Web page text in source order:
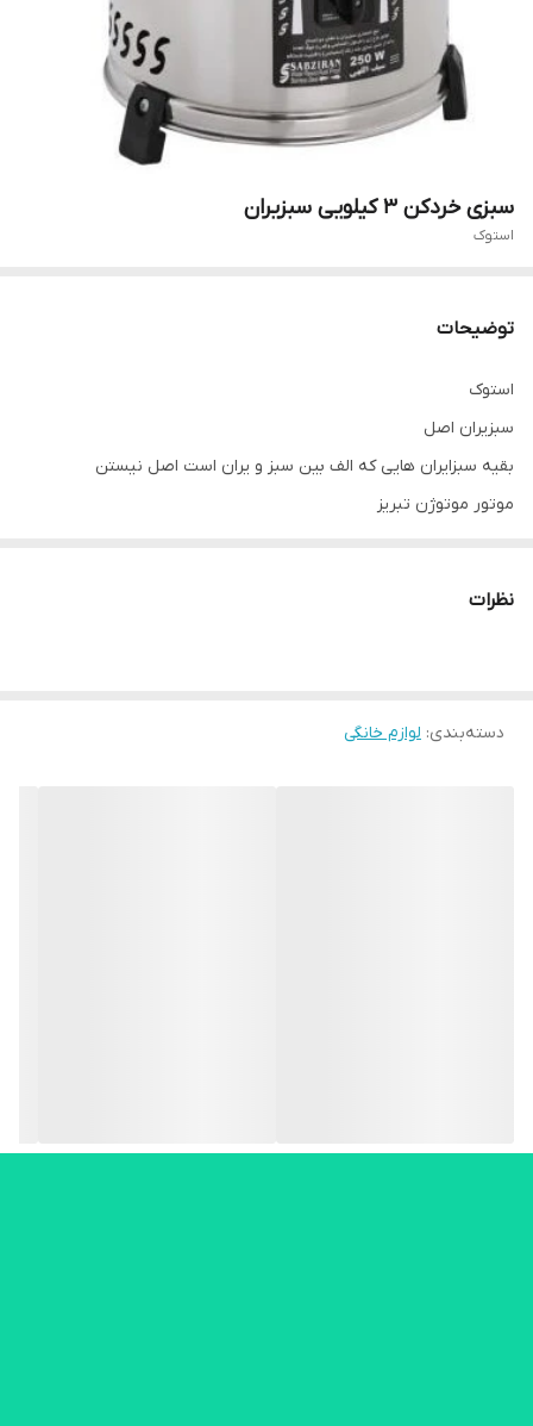
سبزی خردکن 3 کیلویی سبزیران
استوک
توضیحات
استوک
سبزیران اصل
بقیه سبزایران هایی که الف بین سبز و یران است اصل نیستن
موتور موتوژن تبریز
نظرات
دسته‌بندی: لوازم خانگی